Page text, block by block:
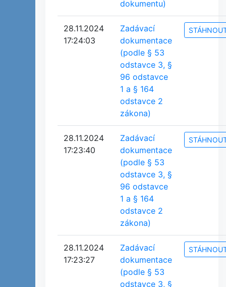
dokumentu)
28.11.2024
17:24:03
Zadávací
dokumentace
(podle § 53
odstavce 3, §
96 odstavce
1 a § 164
odstavce 2
zákona)
28.11.2024
17:23:40
Zadávací
dokumentace
(podle § 53
odstavce 3, §
96 odstavce
1 a § 164
odstavce 2
zákona)
28.11.2024
17:23:27
Zadávací
dokumentace
(podle § 53
odstavce 3, §